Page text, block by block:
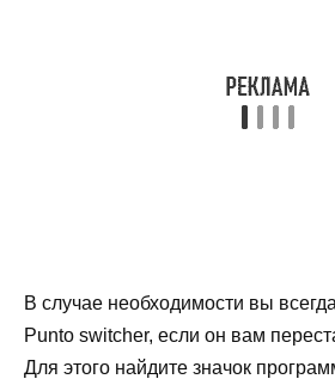
В случае необходимости вы
Punto switcher, если он вам
Для этого найдите значок